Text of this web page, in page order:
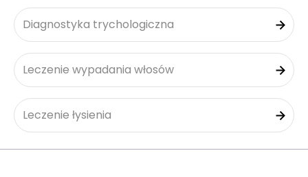
Diagnostyka trychologiczna
Leczenie wypadania włosów
Leczenie łysienia